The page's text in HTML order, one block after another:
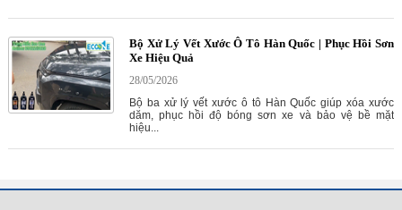
Bộ Xử Lý Vết Xước Ô Tô Hàn Quốc | Phục Hồi Sơn
Xe Hiệu Quả
28/05/2026
Bộ ba xử lý vết xước ô tô Hàn Quốc giúp xóa xước
dăm, phục hồi độ bóng sơn xe và bảo vệ bề mặt
hiệu...